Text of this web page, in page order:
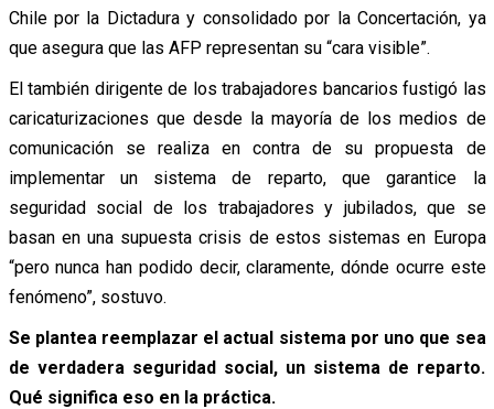
Chile por la Dictadura y consolidado por la Concertación, ya
que asegura que las AFP representan su “cara visible”.
El también dirigente de los trabajadores bancarios fustigó las
caricaturizaciones que desde la mayoría de los medios de
comunicación se realiza en contra de su propuesta de
implementar un sistema de reparto, que garantice la
seguridad social de los trabajadores y jubilados, que se
basan en una supuesta crisis de estos sistemas en Europa
“pero nunca han podido decir, claramente, dónde ocurre este
fenómeno”, sostuvo.
Se plantea reemplazar el actual sistema por uno que sea
de verdadera seguridad social, un sistema de reparto.
Qué significa eso en la práctica.